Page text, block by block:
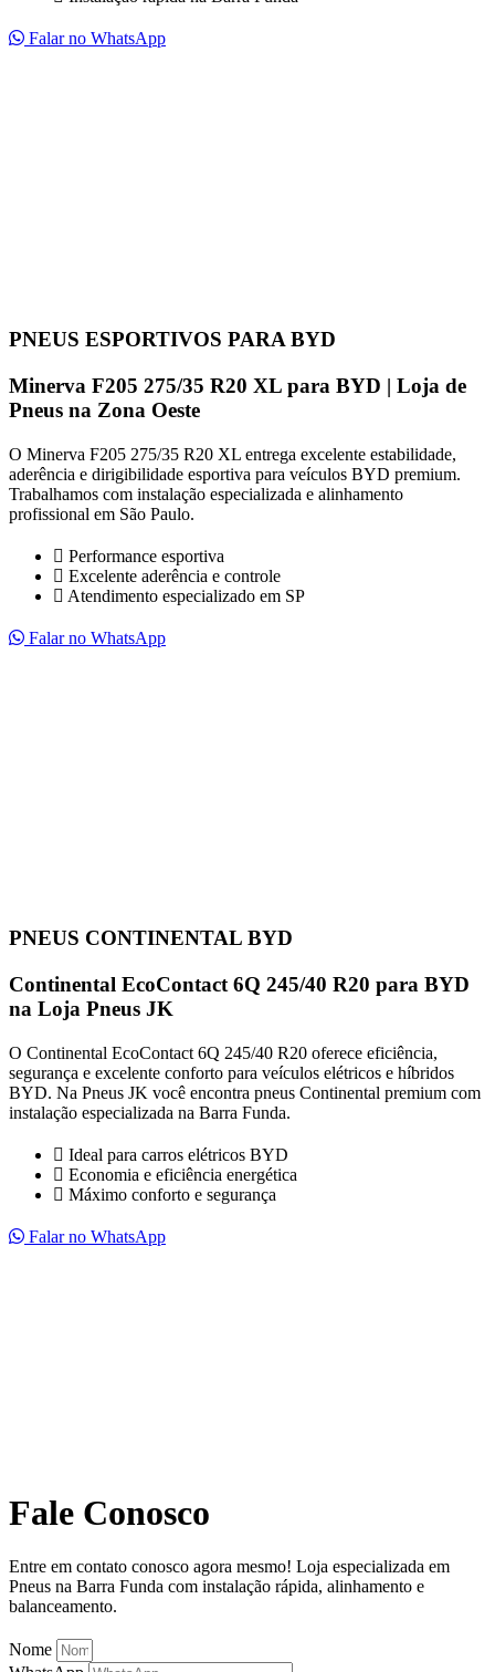
Falar no WhatsApp
PNEUS ESPORTIVOS PARA BYD
Minerva F205 275/35 R20 XL para BYD | Loja de
Pneus na Zona Oeste
O Minerva F205 275/35 R20 XL entrega excelente estabilidade,
aderência e dirigibilidade esportiva para veículos BYD premium.
Trabalhamos com instalação especializada e alinhamento
profissional em São Paulo.
Performance esportiva
Excelente aderência e controle
Atendimento especializado em SP
Falar no WhatsApp
PNEUS CONTINENTAL BYD
Continental EcoContact 6Q 245/40 R20 para BYD
na Loja Pneus JK
O Continental EcoContact 6Q 245/40 R20 oferece eficiência,
segurança e excelente conforto para veículos elétricos e híbridos
BYD. Na Pneus JK você encontra pneus Continental premium com
instalação especializada na Barra Funda.
Ideal para carros elétricos BYD
Economia e eficiência energética
Máximo conforto e segurança
Falar no WhatsApp
Fale Conosco
Entre em contato conosco agora mesmo! Loja especializada em
Pneus na Barra Funda com instalação rápida, alinhamento e
balanceamento.
Nome